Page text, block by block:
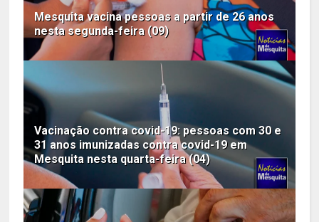
Mesquita vacina pessoas a partir de 26 anos
nesta segunda-feira (09)
Vacinação contra covid-19: pessoas com 30 e
31 anos imunizadas contra covid-19 em
Mesquita nesta quarta-feira (04)